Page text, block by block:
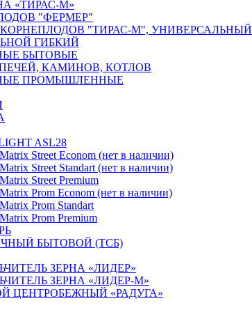
«ТИРАС-М»
"ФЕРМЕР"
КОРНЕПЛОДОВ "ТИРАС-М", УНИВЕРСАЛЬНЫЙ
ГИБКИЙ
БЫТОВЫЕ
КАМИНОВ, КОТЛОВ
ПРОМЫШЛЕННЫЕ
ASL28
Street Econom (нет в наличии)
Street Standart (нет в наличии)
Street Premium
Prom Econom (нет в наличии)
Prom Standart
Prom Premium
БЫТОВОЙ (ТСБ)
ЗЕРНА «ЛИДЕР»
ЗЕРНА «ЛИДЕР-М»
ЦЕНТРОБЕЖНЫЙ «РАДУГА»